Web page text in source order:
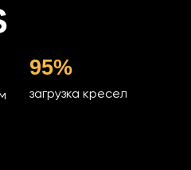
95%
загрузка кресел